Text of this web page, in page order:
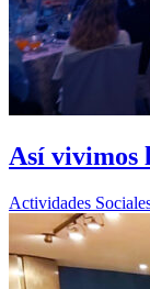
Así vivimos
Actividades